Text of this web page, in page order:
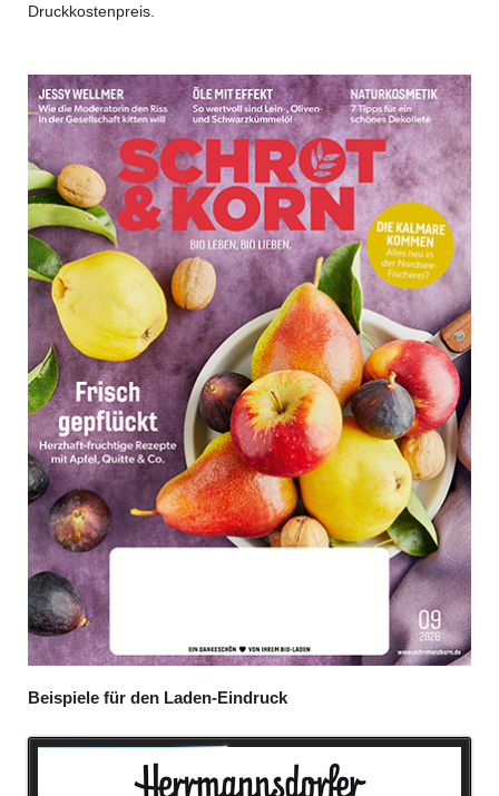
Druckkostenpreis.
Beispiele für den Laden-Eindruck